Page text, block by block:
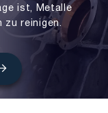
ist, Metalle
zu reinigen.